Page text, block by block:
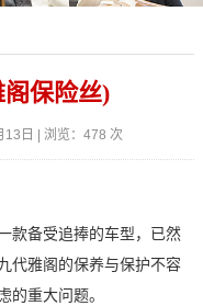
保险丝)
日 | 浏览：478 次
款备受追捧的车型，已然
代雅阁的保养与保护不容
的重大问题。